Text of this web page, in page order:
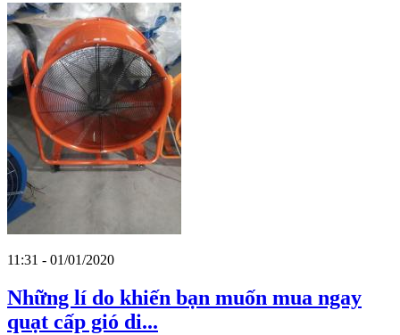
11:31 - 01/01/2020
Những lí do khiến bạn muốn mua ngay
quạt cấp gió di...